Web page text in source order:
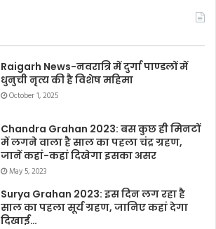
Raigarh News-नवरात्रि में दुर्गा पाण्डलों में
धुनुची नृत्य की है विशेष महिमा
October 1, 2025
Chandra Grahan 2023: बस कुछ ही मिनटों
में लगने वाला है साल का पहला चंद्र ग्रहण,
जानें कहां-कहां दिखेगा इसका असर
May 5, 2023
Surya Grahan 2023: इस दिन लग रहा है
साल का पहला सूर्य ग्रहण, जानिए कहां देगा
दिखाई…